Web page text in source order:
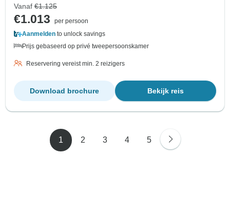
Vanaf €1.125
€1.013
per persoon
Aanmelden to unlock savings
Prijs gebaseerd op privé tweepersoonskamer
Reservering vereist min. 2 reizigers
Bekijk reis
Download brochure
1 2 3 4 5